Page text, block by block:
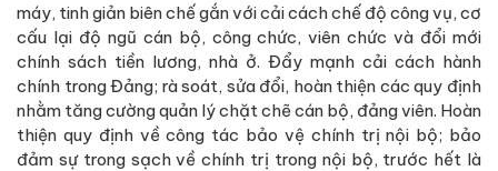
máy, tinh giản biên chế gắn với cải cách chế độ công vụ, cơ
cấu lại độ ngũ cán bộ, công chức, viên chức và đổi mới
chính sách tiền lương, nhà ở. Đẩy mạnh cải cách hành
chính trong Đảng; rà soát, sửa đổi, hoàn thiện các quy định
nhằm tăng cường quản lý chặt chẽ cán bộ, đảng viên. Hoàn
thiện quy định về công tác bảo vệ chính trị nội bộ; bảo
đảm sự trong sạch về chính trị trong nội bộ, trước hết là